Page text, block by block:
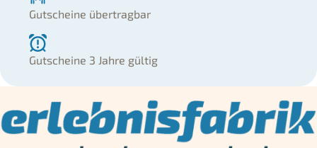
Gutscheine übertragbar
Gutscheine 3 Jahre gültig